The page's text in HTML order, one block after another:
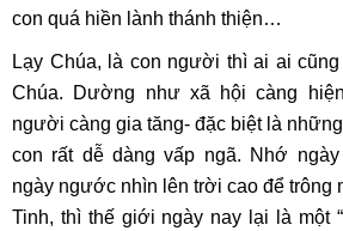
con quá hiền lành thánh thiện…
Lạy Chúa, là con người thì ai ai
Chúa. Dường như xã hội càng
người càng gia tăng- đặc biệt là
con rất dễ dàng vấp ngã. Nhớ
ngày ngước nhìn lên trời cao để trông
Tinh, thì thế giới ngày nay lại là một